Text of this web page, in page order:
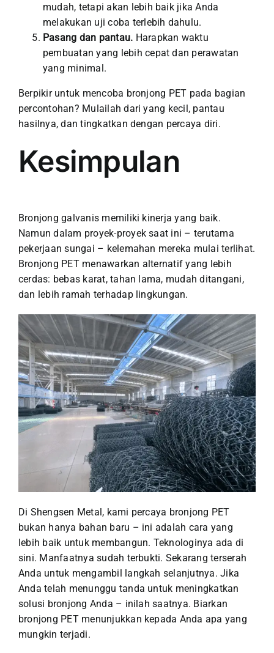
mudah, tetapi akan lebih baik jika Anda
melakukan uji coba terlebih dahulu.
Pasang dan pantau. Harapkan waktu
pembuatan yang lebih cepat dan perawatan
yang minimal.
Berpikir untuk mencoba bronjong PET pada bagian
percontohan? Mulailah dari yang kecil, pantau
hasilnya, dan tingkatkan dengan percaya diri.
Kesimpulan
Bronjong galvanis memiliki kinerja yang baik.
Namun dalam proyek-proyek saat ini – terutama
pekerjaan sungai – kelemahan mereka mulai terlihat.
Bronjong PET menawarkan alternatif yang lebih
cerdas: bebas karat, tahan lama, mudah ditangani,
dan lebih ramah terhadap lingkungan.
Di Shengsen Metal, kami percaya bronjong PET
bukan hanya bahan baru – ini adalah cara yang
lebih baik untuk membangun. Teknologinya ada di
sini. Manfaatnya sudah terbukti. Sekarang terserah
Anda untuk mengambil langkah selanjutnya.Jika
Anda telah menunggu tanda untuk meningkatkan
solusi bronjong Anda – inilah saatnya. Biarkan
bronjong PET menunjukkan kepada Anda apa yang
mungkin terjadi.